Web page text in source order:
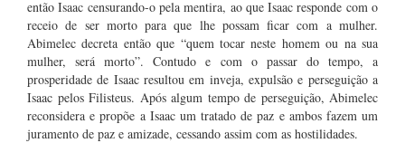
então Isaac censurando-o pela mentira, ao que Isaac responde com o
receio de ser morto para que lhe possam ficar com a mulher.
Abimelec decreta então que “quem tocar neste homem ou na sua
mulher, será morto”. Contudo e com o passar do tempo, a
prosperidade de Isaac resultou em inveja, expulsão e perseguição a
Isaac pelos Filisteus. Após algum tempo de perseguição, Abimelec
reconsidera e propõe a Isaac um tratado de paz e ambos fazem um
juramento de paz e amizade, cessando assim com as hostilidades.